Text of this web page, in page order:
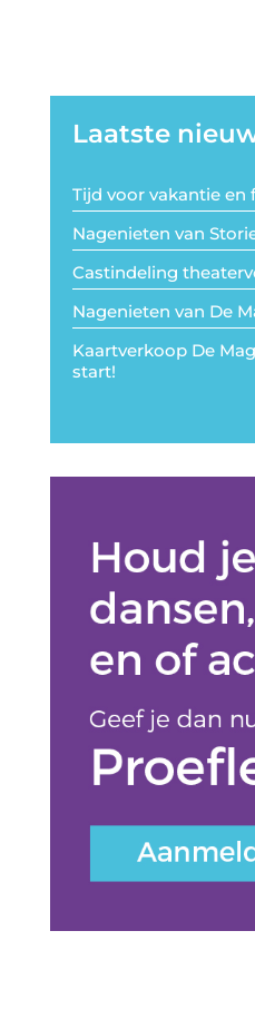
Laatste
Tijd voor vakantie en
Nagenieten van
Castindeling
Nagenieten van De
Kaartverkoop De
start!